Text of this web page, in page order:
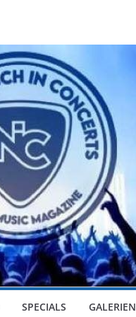
SPECIALS GALERIEN